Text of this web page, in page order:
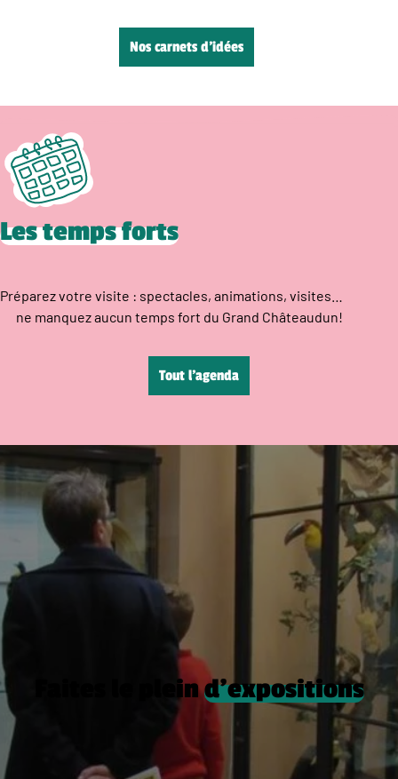
Nos carnets d’idées
Les temps forts
Préparez votre visite : spectacles, animations, visites…
ne manquez aucun temps fort du Grand Châteaudun!
Tout l’agenda
Faites le pleind’expositions